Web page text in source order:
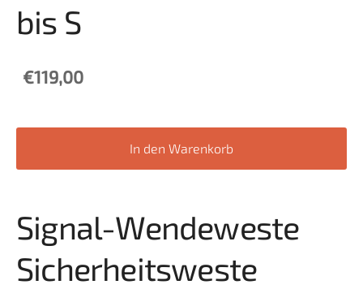
bis S
€119,00
In den Warenkorb
Signal-Wendeweste
Sicherheitsweste